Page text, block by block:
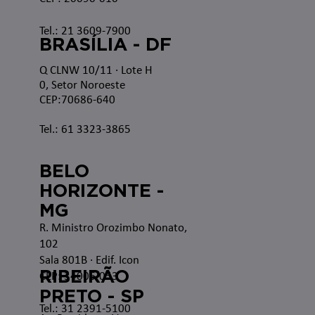
Tel.: 21 3609-7900
Q CLNW 10/11 · Lote H
0, Setor Noroeste
CEP:70686-640
Tel.: 61 3323-3865
BRASÍLIA - DF
BELO
HORIZONTE -
MG
R. Ministro Orozimbo Nonato,
102
Sala 801B · Edif. Icon
CEP: 34006-053
Tel.: 31 2391-5100
RIBEIRÃO
PRETO - SP